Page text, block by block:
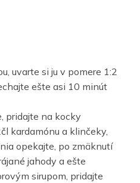
uvarte si ju v pomere 1:2
ešte asi 10 minút
pridajte na kocky
kardamónu a klinčeky,
opekajte, po zmäknutí
jahody a ešte
sirupom, pridajte